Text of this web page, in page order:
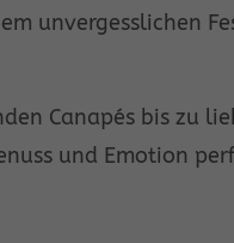
unvergesslichen
Canapés bis zu
und Emotion